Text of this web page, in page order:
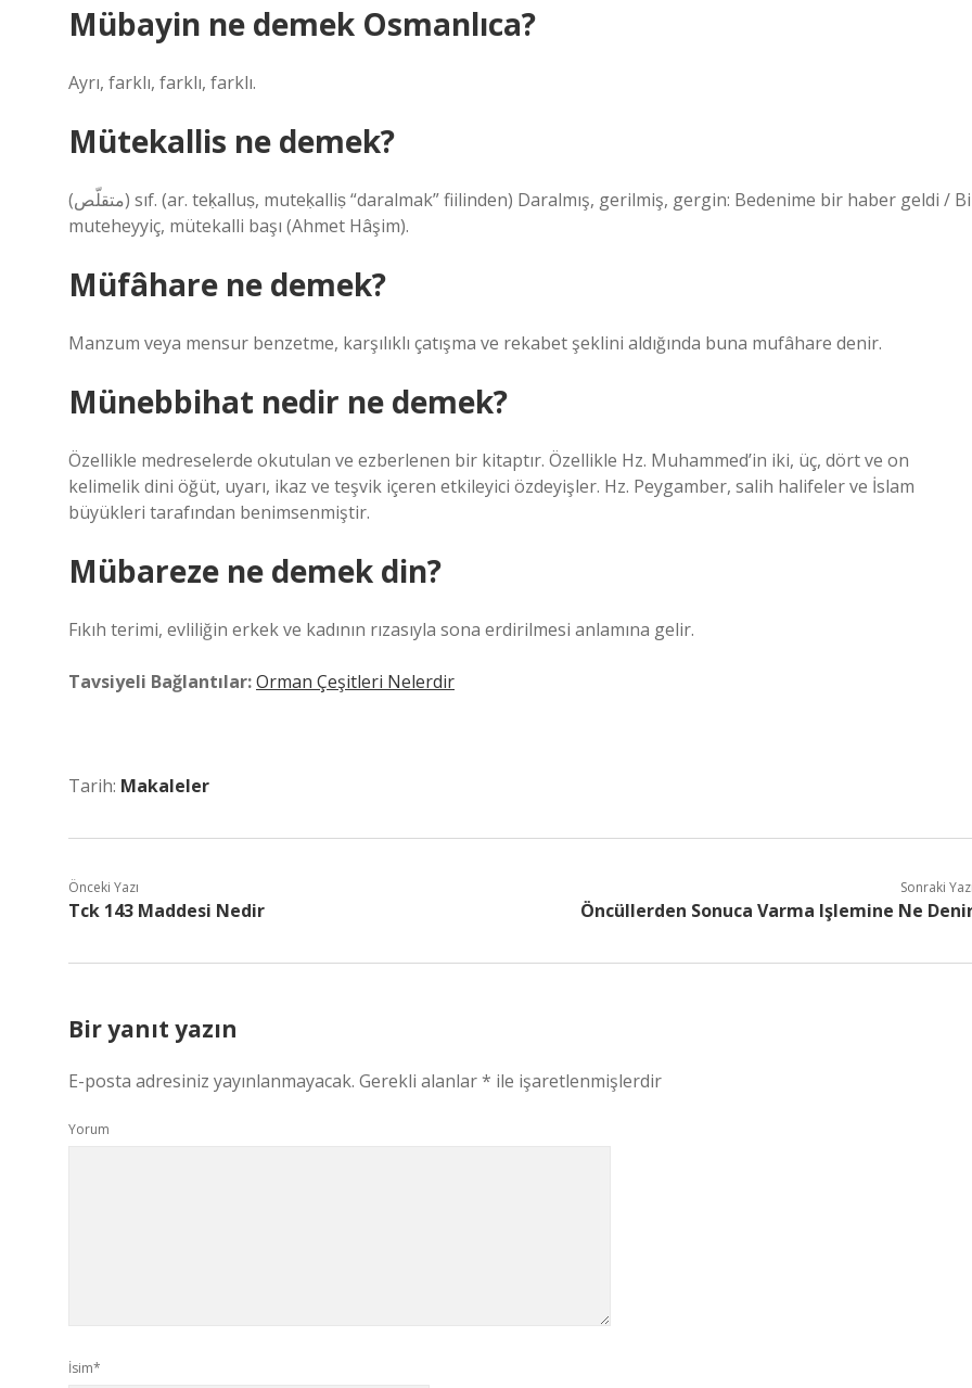
Mübayin ne demek Osmanlıca?
Ayrı, farklı, farklı, farklı.
Mütekallis ne demek?
(ﻣﺘﻘﻠّﺺ) sıf. (ar. teḳalluṣ, muteḳalliṣ “daralmak” fiilinden) Daralmış, gerilmiş, gergin: Bedenime bir haber geldi / Bir
muteheyyiç, mütekalli başı (Ahmet Hâşim).
Müfâhare ne demek?
Manzum veya mensur benzetme, karşılıklı çatışma ve rekabet şeklini aldığında buna mufâhare denir.
Münebbihat nedir ne demek?
Özellikle medreselerde okutulan ve ezberlenen bir kitaptır. Özellikle Hz. Muhammed’in iki, üç, dört ve on
kelimelik dini öğüt, uyarı, ikaz ve teşvik içeren etkileyici özdeyişler. Hz. Peygamber, salih halifeler ve İslam
büyükleri tarafından benimsenmiştir.
Mübareze ne demek din?
Fıkıh terimi, evliliğin erkek ve kadının rızasıyla sona erdirilmesi anlamına gelir.
Tavsiyeli Bağlantılar:Orman Çeşitleri Nelerdir
Tarih: Makaleler
Önceki Yazı
Tck 143 Maddesi Nedir
Sonraki
Öncüllerden Sonuca Varma Işlemine Ne
Bir yanıt yazın
E-posta adresiniz yayınlanmayacak. Gerekli alanlar* ile işaretlenmişlerdir
Yorum
İsim*